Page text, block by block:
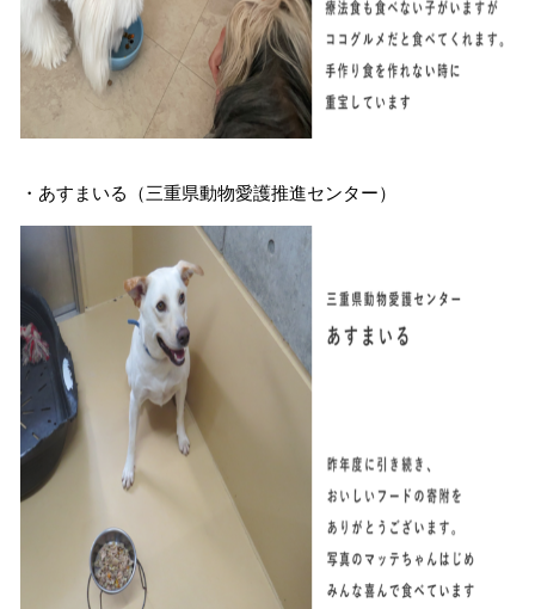
・あすまいる（三重県動物愛護推進センター）